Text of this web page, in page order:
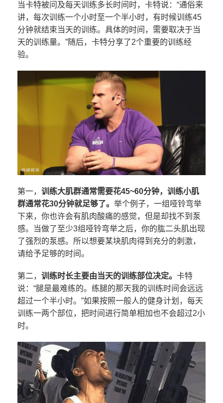
当卡特被问及每天训练多长时间时，卡特说：“通俗来
讲，每次训练一个小时至一个半小时，有时候训练45
分钟就结束当天的训练。具体的时间，需要取决于当
天的训练量。”随后，卡特分享了2个重要的训练经
验。
第一， 训练大肌群通常需要花45~60分钟，训练小肌
群通常花30分钟就足够了。 举个例子，一组哑铃弯举
下来，你也许会有肌肉酸痛的感觉，但是却找不到泵
感。当做了至少3组哑铃弯举之后，你的肱二头肌出现
了强烈的泵感。所以想要某块肌肉得到充分的刺激，
请给予足够的时间。
第二， 训练时长主要由当天的训练部位决定。 卡特
说：“腿是最难练的。练腿的那天我的训练时间会远远
超过一个半小时。”如果按照一般人的健身计划，每天
训练一两个部位，把时间进行简单相加也不会超过2小
时。